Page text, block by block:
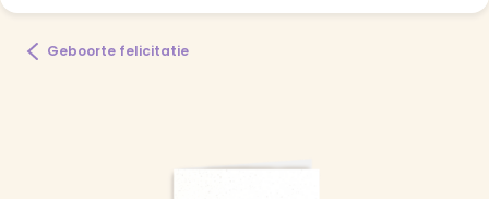
Geboorte felicitatie